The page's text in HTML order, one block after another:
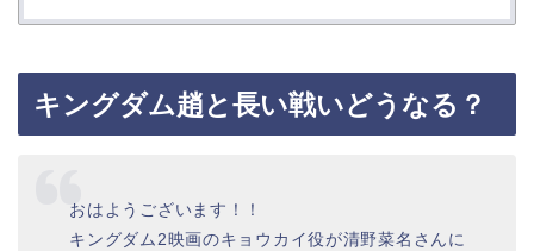
キングダム趙と長い戦いどうなる？
おはようございます！！
キングダム2映画のキョウカイ役が清野菜名さんに